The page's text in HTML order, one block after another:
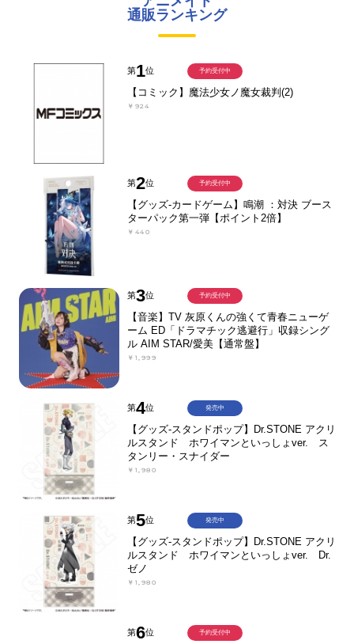
通販ランキング
第1位
【コミック】魔法少女ノ魔女裁判(2)
￥924
予約受付中
第2位
【グッズ-カードゲーム】鳴潮 ：対決 ブース
ターパック第一弾【ポイント2倍】
￥440
予約受付中
第3位
【音楽】TV 灰原くんの強くて青春ニューゲ
ーム ED「ドラマチック逃避行」収録シング
ル AIM STAR/愛美【通常盤】
￥1,999
予約受付中
第4位
【グッズ-スタンドポップ】Dr.STONE アクリ
ルスタンド ホワイマンといっしょver. ス
タンリー・スナイダー
￥1,980
発売中
第5位
【グッズ-スタンドポップ】Dr.STONE アクリ
ルスタンド ホワイマンといっしょver. Dr.
ゼノ
￥1,980
発売中
第6位 予約受付中